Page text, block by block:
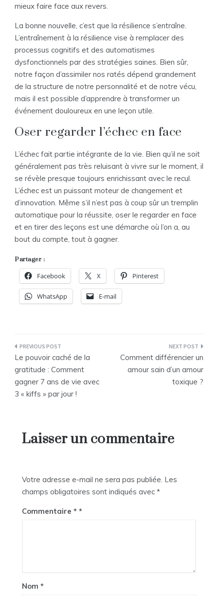
mieux faire face aux revers.
La bonne nouvelle, c’est que la résilience s’entraîne.
L’entraînement à la résilience vise à remplacer des
processus cognitifs et des automatismes
dysfonctionnels par des stratégies saines. Bien sûr,
notre façon d’assimiler nos ratés dépend grandement
de la structure de notre personnalité et de notre vécu,
mais il est possible d’apprendre à transformer un
événement douloureux en une leçon utile.
Oser regarder l’échec en face
L’échec fait partie intégrante de la vie. Bien qu’il ne soit
généralement pas très reluisant à vivre sur le moment, il
se révèle presque toujours enrichissant avec le recul.
L’échec est un puissant moteur de changement et
d’innovation. Même s’il n’est pas à coup sûr un tremplin
automatique pour la réussite, oser le regarder en face
et en tirer des leçons est une démarche où l’on a, au
bout du compte, tout à gagner.
Partager :
Facebook X Pinterest
WhatsApp E-mail
Navigation
de
l’article
Le pouvoir caché de la
gratitude : Comment
gagner 7 ans de vie avec
3 « kiffs » par jour !
Comment différencier un
amour sain d’un amour
toxique ?
Laisser un commentaire
Votre adresse e-mail ne sera pas publiée. Les
champs obligatoires sont indiqués avec *
Commentaire *
Nom *